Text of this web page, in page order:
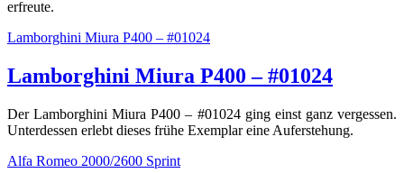
erfreute.
Lamborghini Miura P400 – #01024
Lamborghini Miura P400 – #01024
Der Lamborghini Miura P400 – #01024 ging einst ganz vergessen.
Unterdessen erlebt dieses frühe Exemplar eine Auferstehung.
Alfa Romeo 2000/2600 Sprint